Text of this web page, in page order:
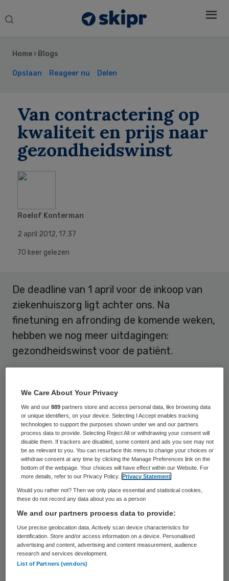
Search
Home › Blogs
Opslaan Reageer nu Delen
Van contractering op
kwaliteit en prijs naar
gezondheidswinst
Roelof Konterman
2 april 2012, 17:37
70 keer gelezen
De deadline van 1 april voor de inkoop van
ziekenhuiszorg ligt achter ons. Na
finetuning en afronding de komende weken,
hebben we nog meer uitdagingen:
gezondheidswinst voor de patiënt.
onderhandelen horen erbij. Dus ook bij de
jaarlijkse besprekingen tussen
zorgverzekeraars en
ziekenhuisbestuurders over de inkoop van
zorg. We streven beide kwaliteit voor de
patiënt na en ja, we hebben pittige
gesprekken met elkaar gevoerd over de
prijs ervan.
Resultaten
Toch zijn we samen met 80% van de
Sidebar
We Care About Your Privacy
We and our889 partners store and access personal data, like browsing data
or unique identifiers, on your device. Selecting I Accept enables tracking
technologies to support the purposes shown under we and our partners
process data to provide. Selecting Reject All or withdrawing your consent will
disable them. If trackers are disabled, some content and ads you see may not
be as relevant to you. You can resurface this menu to change your choices or
withdraw consent at any time by clicking the Manage Preferences link on the
bottom of the webpage. Your choices will have effect within our Website. For
more details, refer to our Privacy Policy.
Privacy Statement
Would you rather not? Then we only place essential and statistical cookies,
these do not record any data about you as a person
We and our partners process data to provide:
Use precise geolocation data. Actively scan device characteristics for
identification. Store and/or access information on a device. Personalised
advertising and content, advertising and content measurement, audience
research and services development.
List of Partners (vendors)